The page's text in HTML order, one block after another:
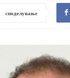
споделување